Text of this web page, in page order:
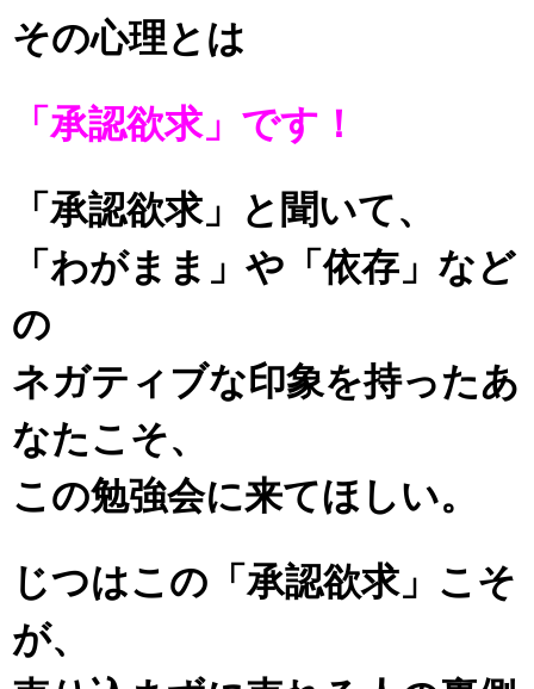
その心理とは
「承認欲求」です！
「承認欲求」と聞いて、
「わがまま」や「依存」など
の
ネガティブな印象を持ったあ
なたこそ、
この勉強会に来てほしい。
じつはこの「承認欲求」こそ
が、